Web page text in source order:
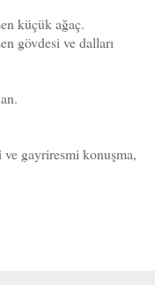
küçük ağaç.
gövdesi ve dalları
gayriresmi konuşma,